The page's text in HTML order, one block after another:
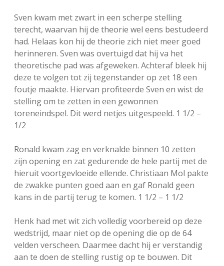
Sven kwam met zwart in een scherpe stelling
terecht, waarvan hij de theorie wel eens bestudeerd
had. Helaas kon hij de theorie zich niet meer goed
herinneren. Sven was overtuigd dat hij va het
theoretische pad was afgeweken. Achteraf bleek hij
deze te volgen tot zij tegenstander op zet 18 een
foutje maakte. Hiervan profiteerde Sven en wist de
stelling om te zetten in een gewonnen
toreneindspel. Dit werd netjes uitgespeeld. 1 1/2 –
1/2
Ronald kwam zag en verknalde binnen 10 zetten
zijn opening en zat gedurende de hele partij met de
hieruit voortgevloeide ellende. Christiaan Mol pakte
de zwakke punten goed aan en gaf Ronald geen
kans in de partij terug te komen. 1 1/2 – 1 1/2
Henk had met wit zich volledig voorbereid op deze
wedstrijd, maar niet op de opening die op de 64
velden verscheen. Daarmee dacht hij er verstandig
aan te doen de stelling rustig op te bouwen. Dit